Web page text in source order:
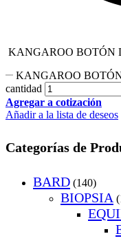
KANGAROO BOTÓN
KANGAROO
cantidad
Agregar a cotización
Añadir a la lista de deseos
Categorías de
BARD (140)
BIOPSIA